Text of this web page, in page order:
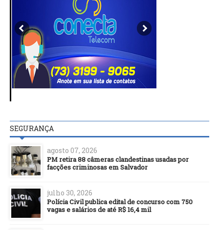
SEGURANÇA
agosto 07, 2026
PM retira 88 câmeras clandestinas usadas por
facções criminosas em Salvador
julho 30, 2026
Polícia Civil publica edital de concurso com 750
vagas e salários de até R$ 16,4 mil